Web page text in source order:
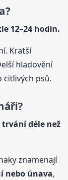
12–24 hodin.
Kratší
hladovění
citlivých psů.
déle než
znamenají
nebo únava,